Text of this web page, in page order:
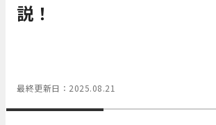
説！
最終更新日： 2025.08.21